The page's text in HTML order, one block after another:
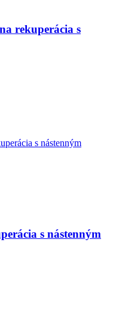
rekuperácia s
s nástenným